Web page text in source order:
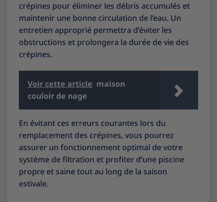
crépines pour éliminer les débris accumulés et
maintenir une bonne circulation de l’eau. Un
entretien approprié permettra d’éviter les
obstructions et prolongera la durée de vie des
crépines.
Voir cette article maison
couloir de nage
En évitant ces erreurs courantes lors du
remplacement des crépines, vous pourrez
assurer un fonctionnement optimal de votre
système de filtration et profiter d’une piscine
propre et saine tout au long de la saison
estivale.